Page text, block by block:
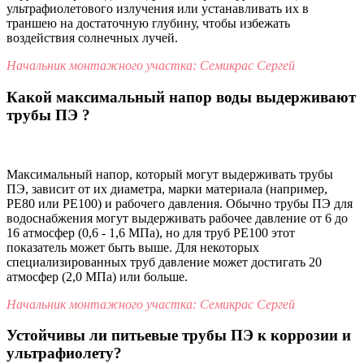
ультрафиолетового излучения или устанавливать их в
траншею на достаточную глубину, чтобы избежать
воздействия солнечных лучей.
Начальник монтажного участка: Семикрас Сергей
Какой максимальный напор воды выдерживают
трубы ПЭ ?
Максимальный напор, который могут выдерживать трубы
ПЭ, зависит от их диаметра, марки материала (например,
PE80 или PE100) и рабочего давления. Обычно трубы ПЭ для
водоснабжения могут выдерживать рабочее давление от 6 до
16 атмосфер (0,6 - 1,6 МПа), но для труб PE100 этот
показатель может быть выше. Для некоторых
специализированных труб давление может достигать 20
атмосфер (2,0 МПа) или больше.
Начальник монтажного участка: Семикрас Сергей
Устойчивы ли питьевые трубы ПЭ к коррозии и
ультрафиолету?